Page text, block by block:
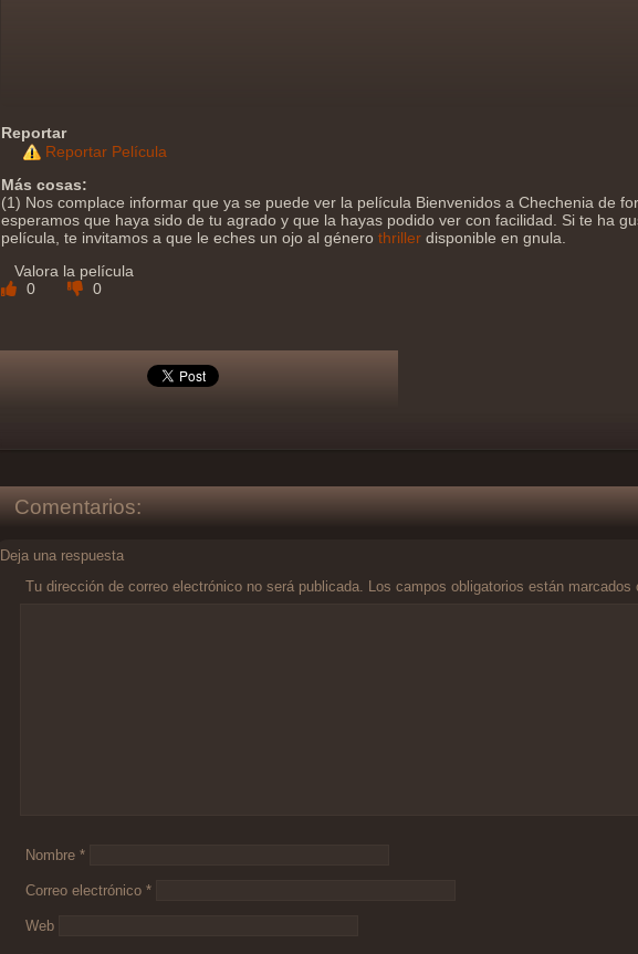
Reportar
Reportar Película
Más cosas:
(1) Nos complace informar que ya se puede ver la película Bienvenidos a Chechenia de
esperamos que haya sido de tu agrado y que la hayas podido ver con facilidad. Si te ha
película, te invitamos a que le eches un ojo al género thriller disponible en gnula.
Valora la película
0
0
Comentarios:
Deja una respuesta
Tu dirección de correo electrónico no será publicada. Los campos obligatorios están marcados
Nombre *
Correo electrónico *
Web